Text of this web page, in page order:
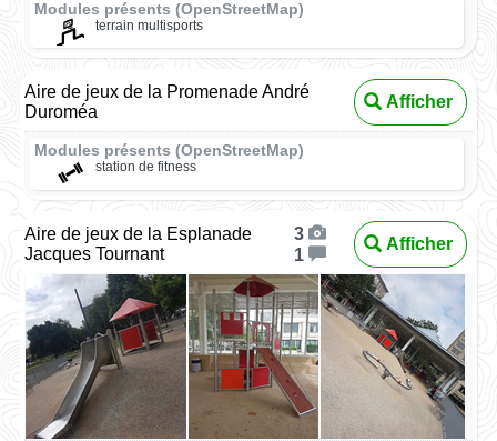
Modules présents (OpenStreetMap)
terrain multisports
Aire de jeux de la Promenade André
Duroméa
Afficher
Modules présents (OpenStreetMap)
station de fitness
Aire de jeux de la Esplanade
Jacques Tournant
3
1
Afficher